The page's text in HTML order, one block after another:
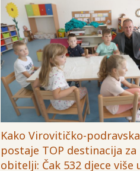
Kako Virovitičko-
postaje TOP destinacija za
obitelji: Čak 532 djece više